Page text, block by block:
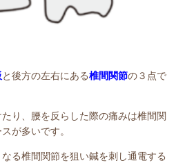
と後方の左右にある椎間関節の３点で
り、腰を反らした際の痛みは椎間関
が多いです。
る椎間関節を狙い鍼を刺し通電する